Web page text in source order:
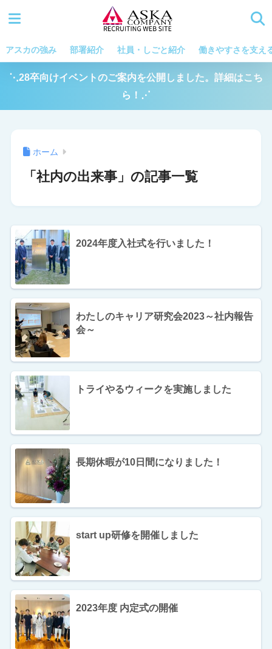
アスカの強み 部署紹介 社員・しごと紹介 働きやすさを支え
⋱28卒向けイベントのご案内を公開しました。詳細はこち
ら！⋰
ホーム
「社内の出来事」の記事一覧
2024年度入社式を行いました！
わたしのキャリア研究会2023～社内報告
会～
トライやるウィークを実施しました
長期休暇が10日間になりました！
start up研修を開催しました
2023年度 内定式の開催